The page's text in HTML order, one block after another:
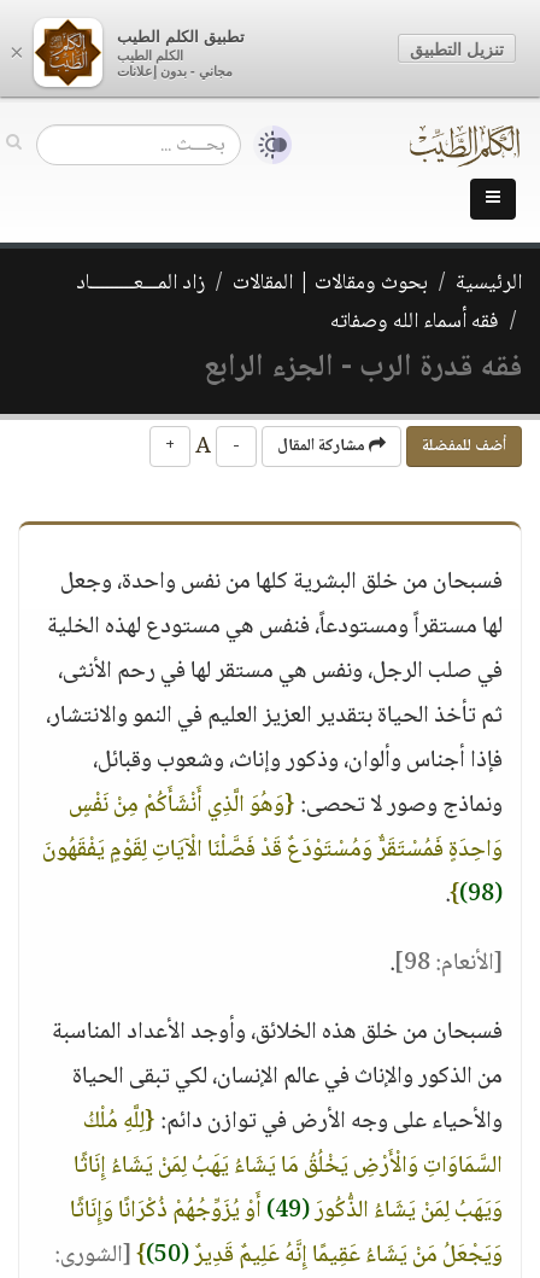
الرئيسية بحوث ومقالات | المقالات
زاد المـــعـــــــــاد
فقه أسماء الله وصفاته
فقه قدرة الرب - الجزء الرابع
أضف للمفضلة مشاركة المقال -
+
فسبحان من خلق البشرية كلها من نفس واحدة، وجعل
لها مستقراً ومستودعاً، فنفس هي مستودع لهذه الخلية
في صلب الرجل، ونفس هي مستقر لها في رحم الأنثى،
ثم تأخذ الحياة بتقدير العزيز العليم في النمو والانتشار،
فإذا أجناس وألوان، وذكور وإناث، وشعوب وقبائل،
ونماذج وصور لا تحصى:{وَهُوَ الَّذِي أَنْشَأَكُمْ مِنْ نَفْسٍ
وَاحِدَةٍ فَمُسْتَقَرٌّ وَمُسْتَوْدَعٌ قَدْ فَصَّلْنَا الْآيَاتِ لِقَوْمٍ يَفْقَهُونَ
(98)
}
.
[الأنعام: 98]
.
فسبحان من خلق هذه الخلائق، وأوجد الأعداد المناسبة
من الذكور والإناث في عالم الإنسان، لكي تبقى الحياة
والأحياء على وجه الأرض في توازن دائم:{لِلَّهِ مُلْكُ
السَّمَاوَاتِ وَالْأَرْضِ يَخْلُقُ مَا يَشَاءُ يَهَبُ لِمَنْ يَشَاءُ إِنَاثًا
وَيَهَبُ لِمَنْ يَشَاءُ الذُّكُورَ(49)
أَوْ يُزَوِّجُهُمْ ذُكْرَانًا وَإِنَاثًا
وَيَجْعَلُ مَنْ يَشَاءُ عَقِيمًا إِنَّهُ عَلِيمٌ قَدِيرٌ(50)
}[الشورى:
×
تطبيق الكلم الطيب
الكلم الطيب
مجاني - بدون إعلانات
تنزيل التطبيق